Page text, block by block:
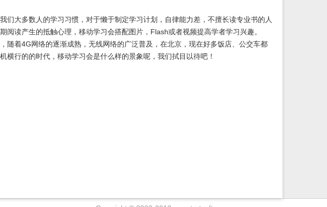
大多数人的学习习惯，对于懒于制定学习计划，自律能力差，不擅长读专业书的人
读产生的抵触心理，移动学习会搭配图片，Flash或者视频提高学者学习兴趣。
着4G网络的逐渐成熟，无线网络的广泛普及，在北京，现在好多饭店、公交车都
行的的时代，移动学习会是什么样的景象呢，我们拭目以待吧！